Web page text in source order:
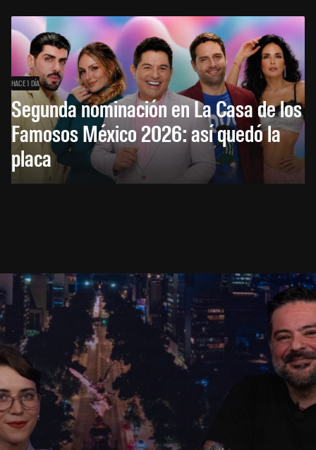
HACE 1 DÍA
Segunda nominación en La Casa de los
Famosos México 2026: así quedó la
placa